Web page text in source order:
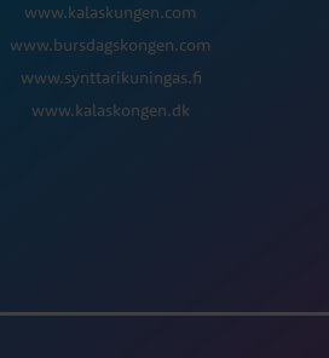
www.kalaskungen.com
www.bursdagskongen.com
www.synttarikuningas.fi
www.kalaskongen.dk